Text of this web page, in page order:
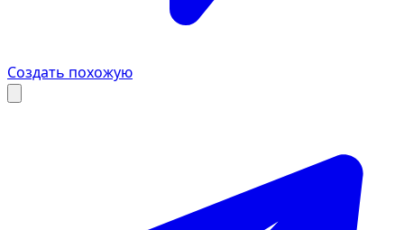
Создать похожую